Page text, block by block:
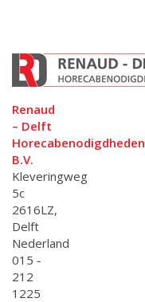
Renaud
– Delft
Horecabenodigdheden
B.V.
Kleveringweg
5c
2616LZ,
Delft
Nederland
015 -
212
1225